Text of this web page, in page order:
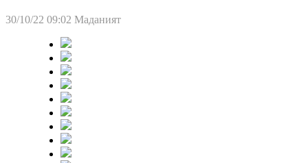
30/10/22 09:02 Маданият